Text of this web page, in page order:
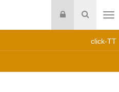
Suche
Login
click-TT